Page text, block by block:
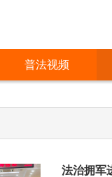
普法视频
法治拥军